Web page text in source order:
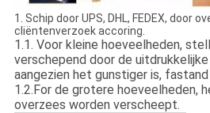
1. Schip door UPS, DHL, FEDEX, door
cliëntenverzoek accoring.
1.1. Voor kleine hoeveelheden,
verschepend door de
aangezien het gunstiger is,
1.2.For de grotere hoeveelheden,
overzees worden verscheept.